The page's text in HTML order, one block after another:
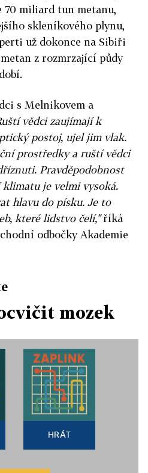
70 miliard tun metanu,
skleníkového plynu,
už dokonce na Sibiři
z rozmrzající půdy
s Melnikovem a
vědci zaujímají k
postoj, ujel jim vlak.
prostředky a ruští vědci
Pravděpodobnost
je velmi vysoká.
hlavu do písku. Je to
které lidstvo čelí,"říká
odbočky Akademie
mozek
HRÁT